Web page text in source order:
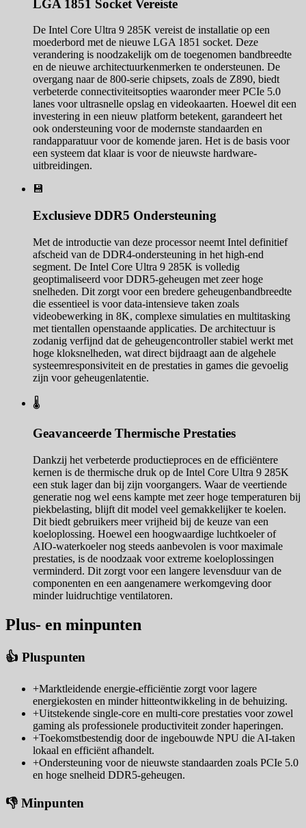
LGA 1851 Socket Vereiste
De Intel Core Ultra 9 285K vereist de installatie op een
moederbord met de nieuwe LGA 1851 socket. Deze
verandering is noodzakelijk om de toegenomen bandbreedte
en de nieuwe architectuurkenmerken te ondersteunen. De
overgang naar de 800-serie chipsets, zoals de Z890, biedt
verbeterde connectiviteitsopties waaronder meer PCIe 5.0
lanes voor ultrasnelle opslag en videokaarten. Hoewel dit een
investering in een nieuw platform betekent, garandeert het
ook ondersteuning voor de modernste standaarden en
randapparatuur voor de komende jaren. Het is de basis voor
een systeem dat klaar is voor de nieuwste hardware-
uitbreidingen.
💾
Exclusieve DDR5 Ondersteuning
Met de introductie van deze processor neemt Intel definitief
afscheid van de DDR4-ondersteuning in het high-end
segment. De Intel Core Ultra 9 285K is volledig
geoptimaliseerd voor DDR5-geheugen met zeer hoge
snelheden. Dit zorgt voor een bredere geheugenbandbreedte
die essentieel is voor data-intensieve taken zoals
videobewerking in 8K, complexe simulaties en multitasking
met tientallen openstaande applicaties. De architectuur is
zodanig verfijnd dat de geheugencontroller stabiel werkt met
hoge kloksnelheden, wat direct bijdraagt aan de algehele
systeemresponsiviteit en de prestaties in games die gevoelig
zijn voor geheugenlatentie.
🌡️
Geavanceerde Thermische Prestaties
Dankzij het verbeterde productieproces en de efficiëntere
kernen is de thermische druk op de Intel Core Ultra 9 285K
een stuk lager dan bij zijn voorgangers. Waar de veertiende
generatie nog wel eens kampte met zeer hoge temperaturen bij
piekbelasting, blijft dit model veel gemakkelijker te koelen.
Dit biedt gebruikers meer vrijheid bij de keuze van een
koeloplossing. Hoewel een hoogwaardige luchtkoeler of
AIO-waterkoeler nog steeds aanbevolen is voor maximale
prestaties, is de noodzaak voor extreme koeloplossingen
verminderd. Dit zorgt voor een langere levensduur van de
componenten en een aangenamere werkomgeving door
minder luidruchtige ventilatoren.
Plus- en minpunten
👍 Pluspunten
+Marktleidende energie-efficiëntie zorgt voor lagere
energiekosten en minder hitteontwikkeling in de behuizing.
+Uitstekende single-core en multi-core prestaties voor zowel
gaming als professionele productiviteit zonder haperingen.
+Toekomstbestendig door de ingebouwde NPU die AI-taken
lokaal en efficiënt afhandelt.
+Ondersteuning voor de nieuwste standaarden zoals PCIe 5.0
en hoge snelheid DDR5-geheugen.
👎 Minpunten